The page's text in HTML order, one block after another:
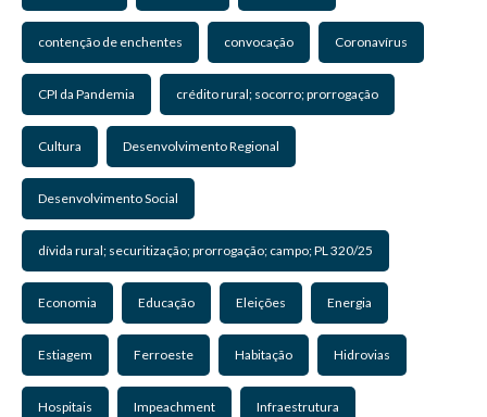
contenção de enchentes convocação Coronavírus
CPI da Pandemia crédito rural; socorro; prorrogação
Cultura Desenvolvimento Regional
Desenvolvimento Social
dívida rural; securitização; prorrogação; campo; PL 320/25
Economia Educação Eleições Energia
Estiagem Ferroeste Habitação Hidrovias
Hospitais Impeachment Infraestrutura